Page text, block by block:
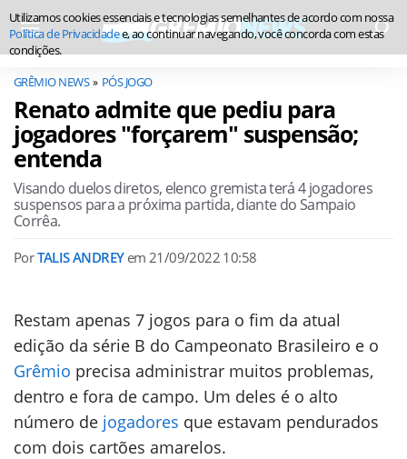
GRÊMIO NEWS PÓS JOGO
Renato admite que pediu para
jogadores "forçarem" suspensão;
entenda
Visando duelos diretos, elenco gremista terá 4 jogadores
suspensos para a próxima partida, diante do Sampaio
Corrêa.
PorTALIS ANDREYem21/09/2022 10:58
Restam apenas 7 jogos para o fim da atual
edição da série B do Campeonato Brasileiro e o
Grêmio precisa administrar muitos problemas,
dentro e fora de campo. Um deles é o alto
número de jogadores que estavam pendurados
com dois cartões amarelos.
Utilizamos cookies essenciais e tecnologias semelhantes de acordo com nossa
Política de Privacidadee, ao continuar navegando, você concorda com estas
condições.